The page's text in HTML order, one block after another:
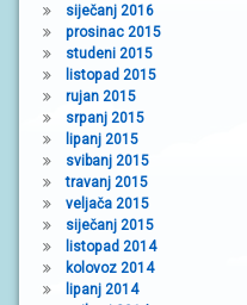
siječanj 2016
prosinac 2015
studeni 2015
listopad 2015
rujan 2015
srpanj 2015
lipanj 2015
svibanj 2015
travanj 2015
veljača 2015
siječanj 2015
listopad 2014
kolovoz 2014
lipanj 2014